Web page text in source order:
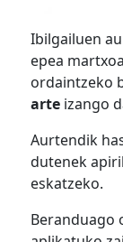
Ibilgailuen
epea
ordaintzeko
arte izango
Aurtendik
dutenek
eskatzeko.
Beranduago